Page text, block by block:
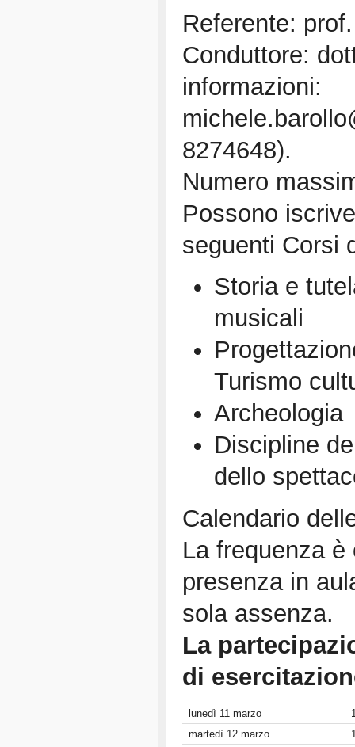
Referente:
Conduttore:
informazioni:
8274648).
Numero
Possono
seguenti Corsi
Storia e
musicali
Turismo
Archeologia
Discipline
dello
Calendario
La frequenza
presenza in
sola assenza.
La
di
lunedì 11 marzo
martedì 12 marzo